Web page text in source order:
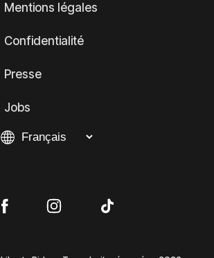
Mentions légales
Confidentialité
Presse
Jobs